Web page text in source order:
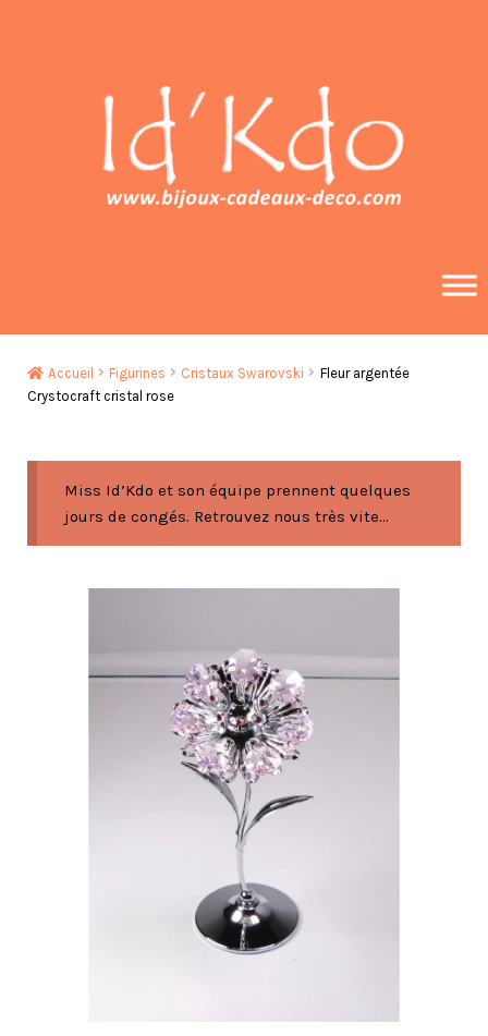
Accueil Figurines Cristaux Swarovski
Fleur argentée
Crystocraft cristal rose
Miss Id’Kdo et son équipe prennent quelques
jours de congés. Retrouvez nous très vite...